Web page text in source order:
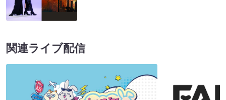
関連ライブ配信